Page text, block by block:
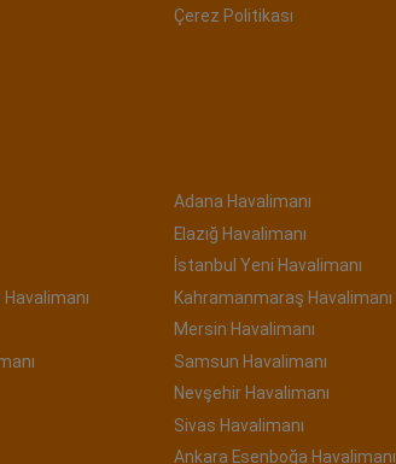
Çerez Politikası
Adana Havalimanı
Elazığ Havalimanı
İstanbul Yeni Havalimanı
Kahramanmaraş Havalimanı
Mersin Havalimanı
Samsun Havalimanı
Nevşehir Havalimanı
Sivas Havalimanı
Ankara Esenboğa Havalimanı